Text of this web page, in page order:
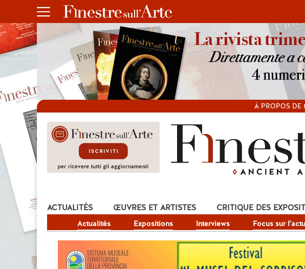
À PROPOS DE
ACTUALITÉS
Actualités Expositions Interviews Focus sur
ŒUVRES ET ARTISTES CRITIQUE DES